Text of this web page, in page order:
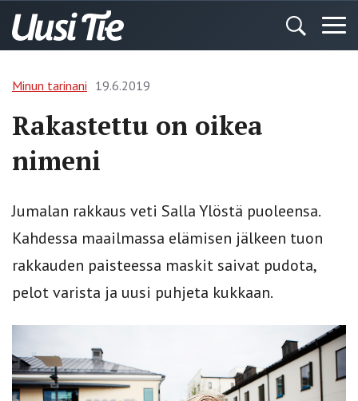
Minun tarinani 19.6.2019
Rakastettu on oikea
nimeni
Jumalan rakkaus veti Salla Ylöstä puoleensa.
Kahdessa maailmassa elämisen jälkeen tuon
rakkauden paisteessa maskit saivat pudota,
pelot varista ja uusi puhjeta kukkaan.